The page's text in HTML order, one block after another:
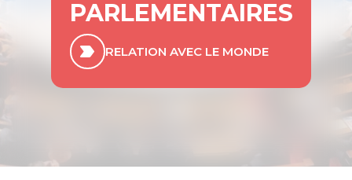
PARLEMENTAIRES
RELATION AVEC LE MONDE